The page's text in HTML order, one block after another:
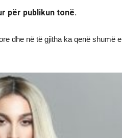
për publikun tonë.
dhe në të gjitha ka qenë shumë e